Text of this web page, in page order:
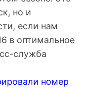
но и
если нам
в оптимальное
служба
номер